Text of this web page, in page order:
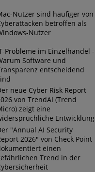
nicht
Web-DDoS-Angriffen
Nutzer sind häufiger von
betroffen als
Nutzer
Probleme im Einzelhandel -
Software und
entscheidend
neue Cyber Risk Report
von TrendAI (Trend
zeigt eine
Entwicklung
"Annual AI Security
2026" von Check Point
einen
Trend in der